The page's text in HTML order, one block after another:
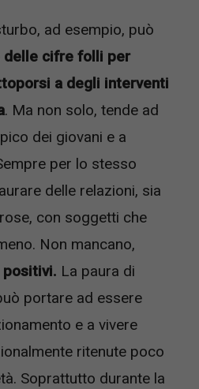
ad esempio, può
delle cifre folli per
a degli interventi
. Ma non solo, tende ad
dei giovani e a
per lo stesso
delle relazioni, sia
con soggetti che
Non mancano,
La paura di
portare ad essere
e a vivere
ritenute poco
Soprattutto durante la